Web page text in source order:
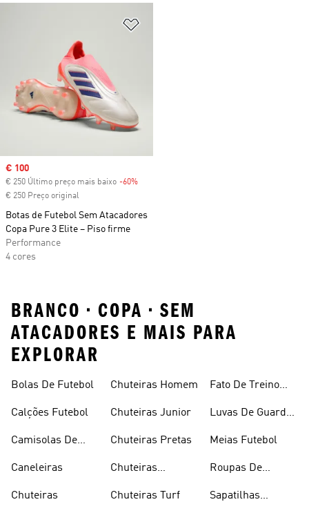
Sale price
€ 100
€ 250 Último preço mais baixo -60%
€ 250 Preço original
Botas de Futebol Sem Atacadores
Copa Pure 3 Elite – Piso firme
Performance
4 cores
BRANCO • COPA • SEM
ATACADORES E MAIS PARA
EXPLORAR
Bolas De Futebol
Calções Futebol
Camisolas De
Caneleiras
Chuteiras
Chuteiras Homem
Chuteiras Junior
Chuteiras Pretas
Chuteiras
Chuteiras Turf
Fato De Treino
Luvas De Guarda
Meias Futebol
Roupas De
Sapatilhas